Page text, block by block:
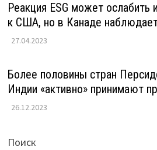
Реакция ESG может ослабить
к США, но в Канаде
27.04.2023
Более половины стран
Индии «активно» принимают
26.12.2023
Поиск